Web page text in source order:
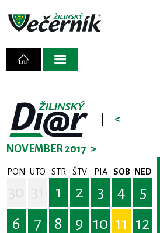
<
NOVEMBER 2017 >
PON UTO STR ŠTV PIA SOB NED
1 2 3 4
5
6
7 8 9 10 11 12